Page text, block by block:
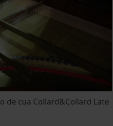
de cua Collard&Collard Late